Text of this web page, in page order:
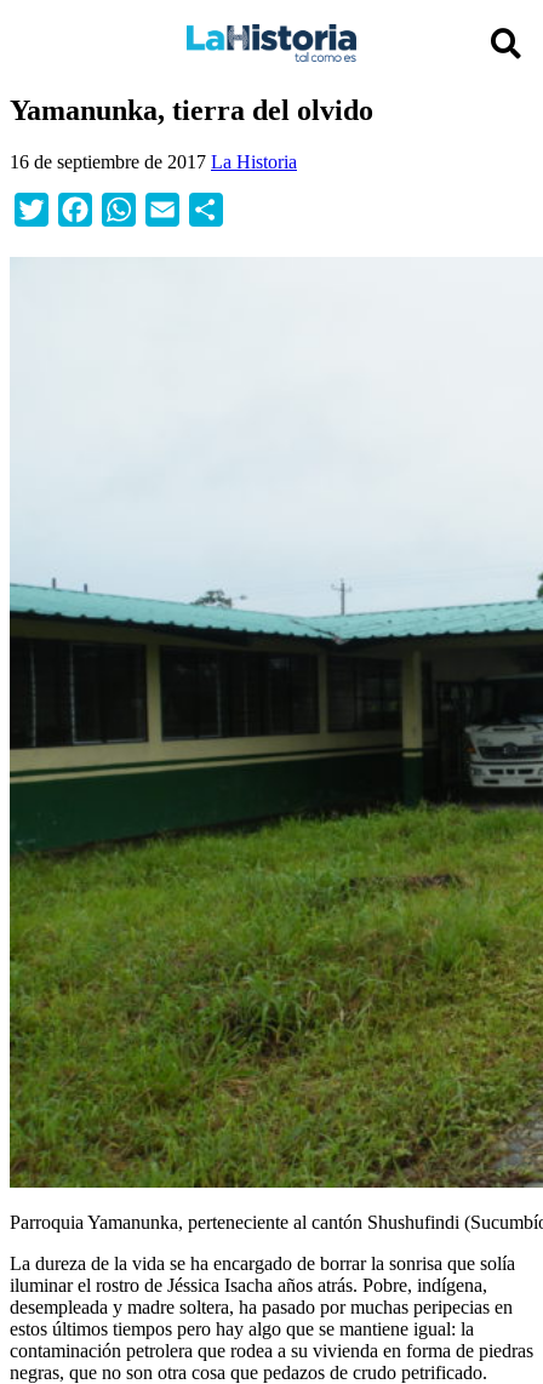
Yamanunka, tierra del olvido
16 de septiembre de 2017 La Historia
Twitter FacebookWhatsApp
Email
Parroquia Yamanunka, perteneciente al cantón Shushufindi
La dureza de la vida se ha encargado de borrar la sonrisa que solía
iluminar el rostro de Jéssica Isacha años atrás. Pobre, indígena,
desempleada y madre soltera, ha pasado por muchas peripecias en
estos últimos tiempos pero hay algo que se mantiene igual: la
contaminación petrolera que rodea a su vivienda en forma de piedras
negras, que no son otra cosa que pedazos de crudo petrificado.